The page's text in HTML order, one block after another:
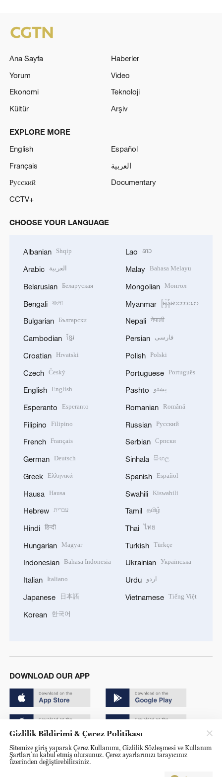
Ana Sayfa
Haberler
Yorum
Video
Ekonomi
Teknoloji
Kültür
Arşiv
EXPLORE MORE
English
Español
Français
العربية
Русский
Documentary
CCTV+
CHOOSE YOUR LANGUAGE
Albanian Shqip
Arabic العربية
Belarusian Беларуская
Bengali বাংলা
Bulgarian Български
Cambodian ខ្មែរ
Croatian Hrvatski
Czech Český
English English
Esperanto Esperanto
Filipino Filipino
French Français
German Deutsch
Greek Ελληνικά
Hausa Hausa
Hebrew עברית
Hindi हिन्दी
Hungarian Magyar
Indonesian Bahasa Indonesia
Italian Italiano
Japanese 日本語
Korean 한국어
Lao ລາວ
Malay Bahasa Melayu
Mongolian Монгол
Myanmar မြန်မာဘာသာ
Nepali नेपाली
Persian فارسی
Polish Polski
Portuguese Português
Pashto پښتو
Romanian Română
Russian Русский
Serbian Српски
Sinhala සිංහල
Spanish Español
Swahili Kiswahili
Tamil தமிழ்
Thai ไทย
Turkish Türkçe
Ukrainian Українська
Urdu اردو
Vietnamese Tiếng Việt
DOWNLOAD OUR APP
Copyright © 2024 CGTN.
京ICP备20000184号
Gizlilik Bildirimi & Çerez Politikası
Sitemize giriş yaparak Çerez Kullanımı, Gizlilik Sözleşmesi ve Kullanım
Şartları’nı kabul etmiş olursunuz. Çerez ayarlarınızı tarayıcınız
üzerinden değiştirebilirsiniz.